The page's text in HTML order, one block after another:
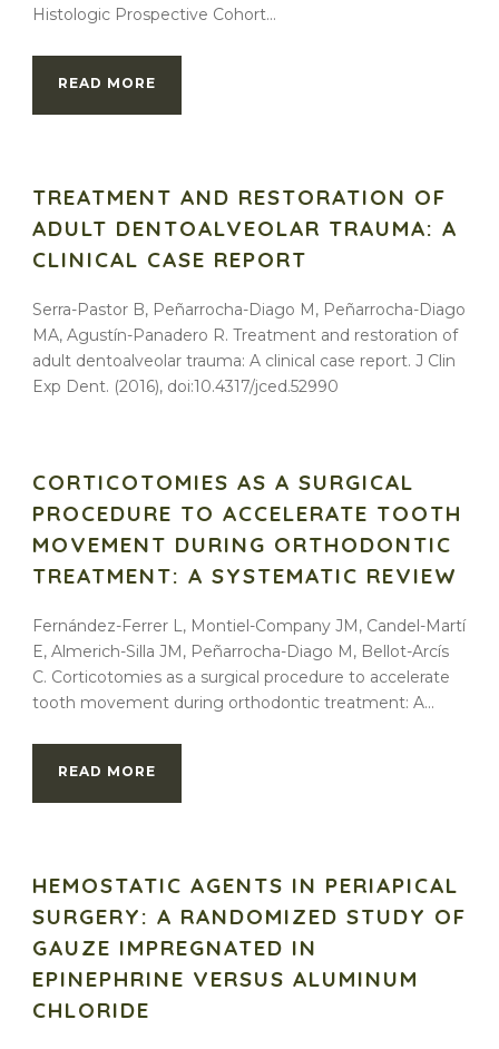
Histologic Prospective Cohort...
READ MORE
TREATMENT AND RESTORATION OF
ADULT DENTOALVEOLAR TRAUMA: A
CLINICAL CASE REPORT
Serra-Pastor B, Peñarrocha-Diago M, Peñarrocha-Diago
MA, Agustín-Panadero R. Treatment and restoration of
adult dentoalveolar trauma: A clinical case report. J Clin
Exp Dent. (2016), doi:10.4317/jced.52990
CORTICOTOMIES AS A SURGICAL
PROCEDURE TO ACCELERATE TOOTH
MOVEMENT DURING ORTHODONTIC
TREATMENT: A SYSTEMATIC REVIEW
Fernández-Ferrer L, Montiel-Company JM, Candel-Martí
E, Almerich-Silla JM, Peñarrocha-Diago M, Bellot-Arcís
C. Corticotomies as a surgical procedure to accelerate
tooth movement during orthodontic treatment: A...
READ MORE
HEMOSTATIC AGENTS IN PERIAPICAL
SURGERY: A RANDOMIZED STUDY OF
GAUZE IMPREGNATED IN
EPINEPHRINE VERSUS ALUMINUM
CHLORIDE